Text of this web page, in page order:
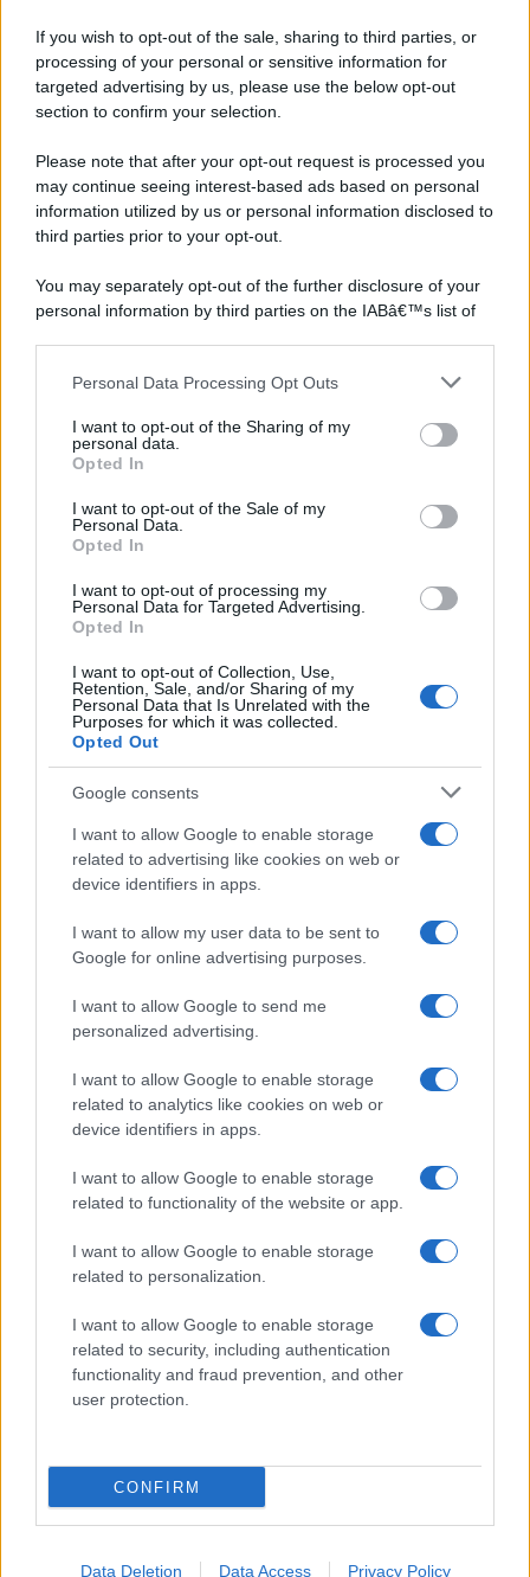
If you wish to opt-out of the sale, sharing to third parties, or
processing of your personal or sensitive information for
targeted advertising by us, please use the below opt-out
section to confirm your selection.
Please note that after your opt-out request is processed you
may continue seeing interest-based ads based on personal
information utilized by us or personal information disclosed to
third parties prior to your opt-out.
You may separately opt-out of the further disclosure of your
personal information by third parties on the IABâ€™s list of
This information may also be disclosed by us to third parties
further disclose it to other third parties.
Please note that this website/app uses one or more Google
services and may gather and store information including but
not limited to your visit or usage behaviour. You may click to
grant or deny consent to Google and its third-party tags to
consent section.
Personal Data Processing Opt Outs
I want to opt-out of the Sharing of my
personal data.
Opted In
I want to opt-out of the Sale of my
Personal Data.
Opted In
I want to opt-out of processing my
Personal Data for Targeted Advertising.
Opted In
I want to opt-out of Collection, Use,
Retention, Sale, and/or Sharing of my
Personal Data that Is Unrelated with the
Purposes for which it was collected.
Opted Out
Google consents
I want to allow Google to enable storage
related to advertising like cookies on web or
device identifiers in apps.
I want to allow my user data to be sent to
Google for online advertising purposes.
I want to allow Google to send me
personalized advertising.
I want to allow Google to enable storage
related to analytics like cookies on web or
device identifiers in apps.
I want to allow Google to enable storage
related to functionality of the website or app.
I want to allow Google to enable storage
related to personalization.
I want to allow Google to enable storage
related to security, including authentication
functionality and fraud prevention, and other
user protection.
CONFIRM
Data Deletion Data Access Privacy Policy
©2026 - rifaidate.it - p.iva 03338800984 Pubblicità